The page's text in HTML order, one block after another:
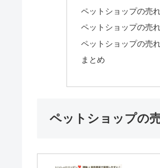
ペットショップの売
ペットショップの売
ペットショップの売
まとめ
ペットショップの